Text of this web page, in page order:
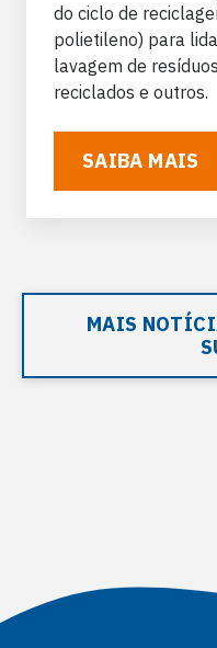
do ciclo de
polietileno) para
lavagem de
reciclados e outros.
SAIBA MAIS
MAIS